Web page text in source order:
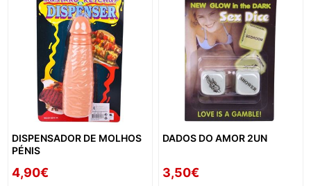
DISPENSADOR DE MOLHOS
PÉNIS
4,90€
DADOS DO AMOR 2UN
3,50€